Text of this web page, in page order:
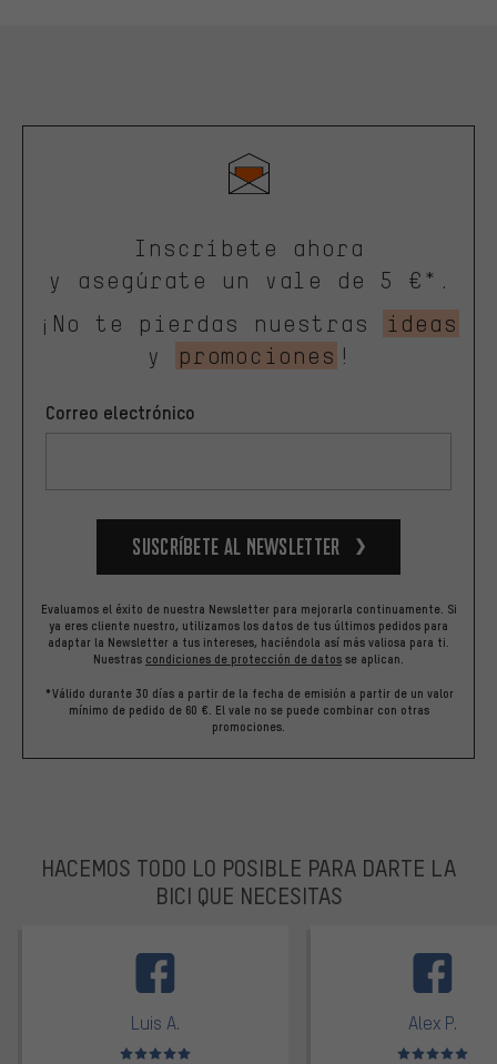
Inscríbete ahora
y asegúrate un vale de 5 €*.
¡No te pierdas nuestras
ideas
y
promociones !
Correo electrónico
Suscríbete al newsletter
Evaluamos el éxito de nuestra Newsletter para mejorarla continuamente. Si
ya eres cliente nuestro, utilizamos los datos de tus últimos pedidos para
adaptar la Newsletter a tus intereses, haciéndola así más valiosa para ti.
Nuestras condiciones de protección de datos se aplican.
*Válido durante 30 días a partir de la fecha de emisión a partir de un valor
mínimo de pedido de 60 €. El vale no se puede combinar con otras
promociones.
HACEMOS TODO LO POSIBLE PARA DARTE LA
BICI QUE NECESITAS
Luis A.
Valoración media: 5 de 5
Alex P.
Valoración